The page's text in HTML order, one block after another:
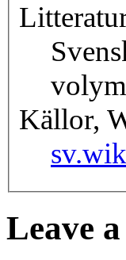
Källor,
Leave